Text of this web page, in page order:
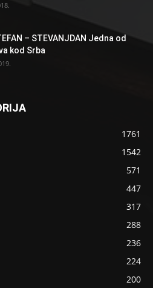
– STEVANJDAN Jedna od
kod Srba
1761
1542
571
447
317
288
236
224
200